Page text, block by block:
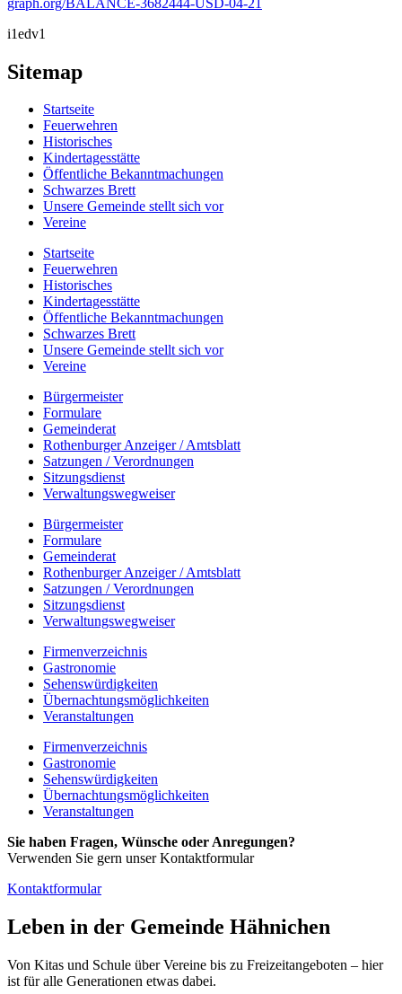
i1edv1
Sitemap
Startseite
Feuerwehren
Historisches
Kindertagesstätte
Öffentliche Bekanntmachungen
Schwarzes Brett
Unsere Gemeinde stellt sich vor
Vereine
Startseite
Feuerwehren
Historisches
Kindertagesstätte
Öffentliche Bekanntmachungen
Schwarzes Brett
Unsere Gemeinde stellt sich vor
Vereine
Bürgermeister
Formulare
Gemeinderat
Rothenburger Anzeiger / Amtsblatt
Satzungen / Verordnungen
Sitzungsdienst
Verwaltungswegweiser
Bürgermeister
Formulare
Gemeinderat
Rothenburger Anzeiger / Amtsblatt
Satzungen / Verordnungen
Sitzungsdienst
Verwaltungswegweiser
Firmenverzeichnis
Gastronomie
Sehenswürdigkeiten
Übernachtungsmöglichkeiten
Veranstaltungen
Firmenverzeichnis
Gastronomie
Sehenswürdigkeiten
Übernachtungsmöglichkeiten
Veranstaltungen
Sie haben Fragen, Wünsche oder Anregungen?
Verwenden Sie gern unser Kontaktformular
Kontaktformular
Leben in der Gemeinde Hähnichen
Von Kitas und Schule über Vereine bis zu Freizeitangeboten – hier
ist für alle Generationen etwas dabei.